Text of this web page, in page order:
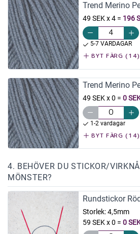
Trend Merino
49 SEK x 4= 196
5-7 VARDAGAR
BYT FÄRG (14)
Trend Merino
49 SEK x 0 = 0
1-2 vardagar
BYT FÄRG (14)
4. BEHÖVER DU STICKOR/
MÖNSTER?
Rundstickor
Storlek:4,5mm
59 SEK x 0 = 0